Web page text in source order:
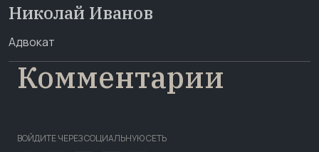
Николай Иванов
Адвокат
Комментарии
ВОЙДИТЕ ЧЕРЕЗ СОЦИАЛЬНУЮ СЕТЬ